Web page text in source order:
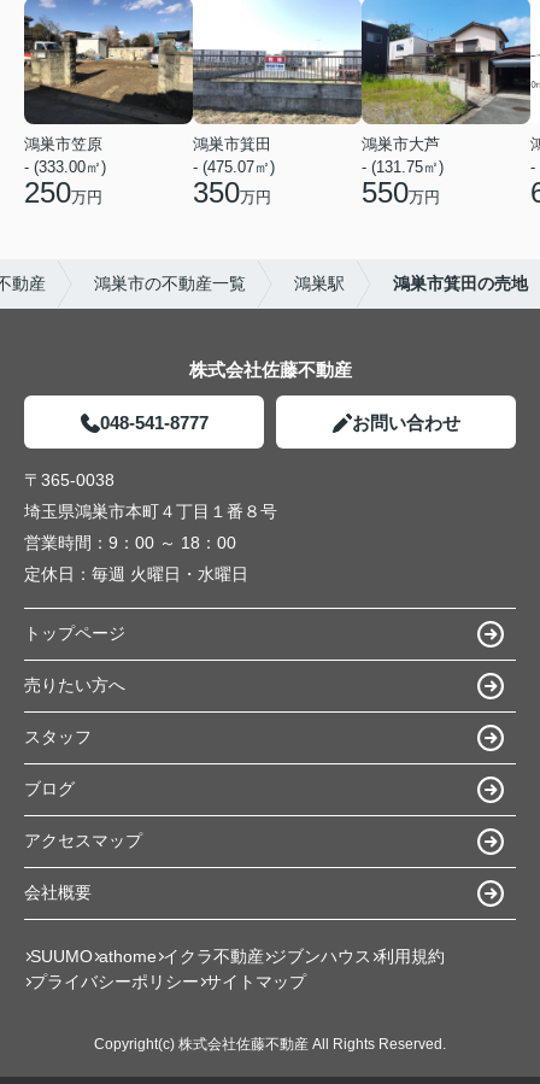
鴻巣市笠原
- (333.00㎡)
250万円
鴻巣市箕田
- (475.07㎡)
350万円
鴻巣市大芦
- (131.75㎡)
550万円
-
動産 鴻巣市の不動産一覧 鴻巣駅 鴻巣市箕田の売地
株式会社佐藤不動産
048-541-8777 お問い合わせ
〒365-0038
埼玉県鴻巣市本町４丁目１番８号
営業時間： 9：00 ～ 18：00
定休日： 毎週 火曜日・水曜日
トップページ
売りたい方へ
スタッフ
ブログ
アクセスマップ
会社概要
SUUMO athome イクラ不動産 ジブンハウス 利用規約
プライバシーポリシー サイトマップ
Copyright(c) 株式会社佐藤不動産 All Rights Reserved.